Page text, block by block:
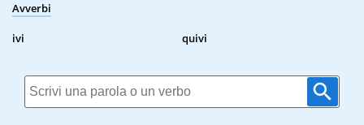
Avverbi
ivi quivi